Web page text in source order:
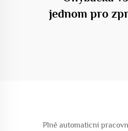
jednom pro
Plně automaticní